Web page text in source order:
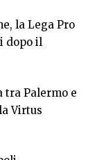
la Lega Pro
dopo il
tra Palermo e
Virtus